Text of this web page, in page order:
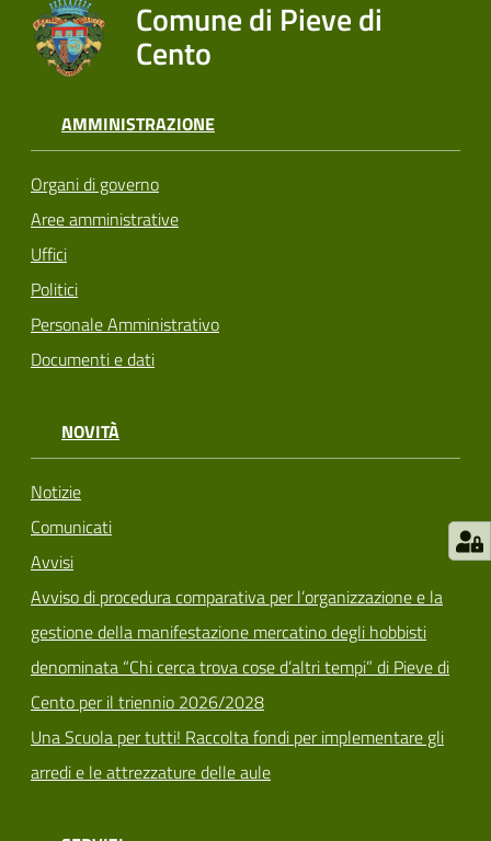
Comune di Pieve di
Cento
AMMINISTRAZIONE
Organi di governo
Aree amministrative
Uffici
Politici
Personale Amministrativo
Documenti e dati
NOVITÀ
Notizie
Comunicati
Avvisi
Avviso di procedura comparativa per l’organizzazione e la
gestione della manifestazione mercatino degli hobbisti
denominata “Chi cerca trova cose d’altri tempi” di Pieve di
Cento per il triennio 2026/2028
Una Scuola per tutti! Raccolta fondi per implementare gli
arredi e le attrezzature delle aule